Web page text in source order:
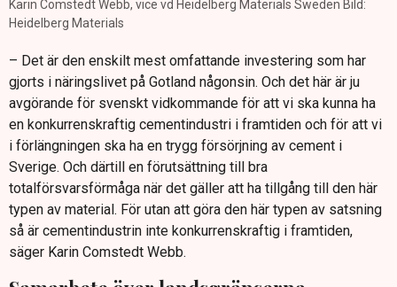
Karin Comstedt Webb, vice vd Heidelberg Materials Sweden Bild:
Heidelberg Materials
– Det är den enskilt mest omfattande investering som har
gjorts i näringslivet på Gotland någonsin. Och det här är ju
avgörande för svenskt vidkommande för att vi ska kunna ha
en konkurrenskraftig cementindustri i framtiden och för att vi
i förlängningen ska ha en trygg försörjning av cement i
Sverige. Och därtill en förutsättning till bra
totalförsvarsförmåga när det gäller att ha tillgång till den här
typen av material. För utan att göra den här typen av satsning
så är cementindustrin inte konkurrenskraftig i framtiden,
säger Karin Comstedt Webb.